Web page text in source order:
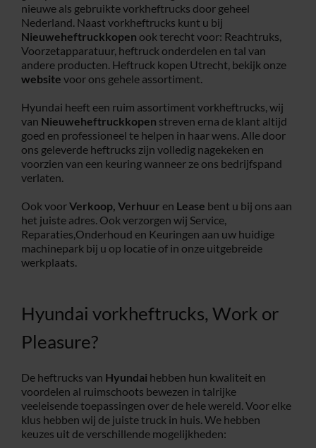
Contact
nieuwe als gebruikte vorkheftrucks door geheel
Nederland. Naast vorkheftrucks kunt u bij
Nieuweheftruckkopen ook terecht voor: Reachtruks,
Voorzetapparatuur, heftruck onderdelen en tal van
andere producten. Heftruck kopen Utrecht, bekijk onze
website voor ons gehele assortiment.
Hyundai heeft een ruim assortiment vorkheftrucks, wij
van Nieuweheftruckkopen streven erna de klant altijd
goed en professioneel te helpen in haar wens. Alle door
ons geleverde heftrucks zijn volledig nagekeken en
voorzien van een keuring wanneer ze ons bedrijfspand
verlaten.
Ook voorVerkoop, Verhuur en Lease bent u bij ons aan
het juiste adres. Ook verzorgen wij Service,
Reparaties,Onderhoud en Keuringen aan uw huidige
machinepark bij u op locatie of in onze uitgebreide
werkplaats.
Hyundai vorkheftrucks, Work or
Pleasure?
De heftrucks van Hyundai hebben hun kwaliteit en
voordelen al ruimschoots bewezen in talrijke
veeleisende toepassingen over de hele wereld. Voor elke
klus hebben wij de juiste truck in huis. We hebben
keuzes uit de verschillende mogelijkheden: